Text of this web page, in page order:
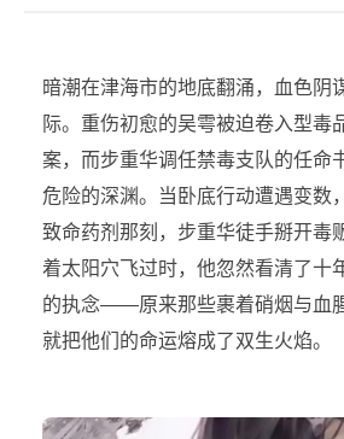
暗潮在津海市的地底翻涌，血色阴
际。重伤初愈的吴雩被迫卷入型毒
案，而步重华调任禁毒支队的任命
危险的深渊。当卧底行动遭遇变数
致命药剂那刻，步重华徒手掰开毒
着太阳穴飞过时，他忽然看清了十
的执念——原来那些裹着硝烟与血
就把他们的命运熔成了双生火焰。